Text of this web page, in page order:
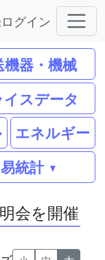
ログイン
機器・機械
イスデータ
エネルギー
統計
会を開催